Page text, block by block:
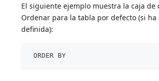
El siguiente ejemplo muestra la caja de
Ordenar para la tabla por defecto (si ha
definida):
ORDER BY